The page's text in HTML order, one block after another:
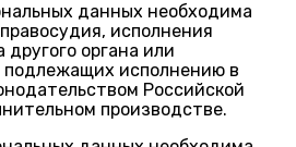
данных необходима
исполнения
другого органа или
подлежащих исполнению в
Российской
производстве.